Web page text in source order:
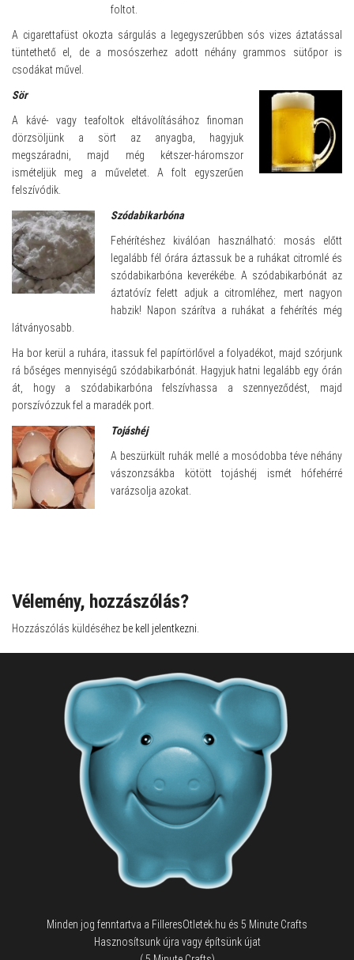
foltot.
A cigarettafüst okozta sárgulás a legegyszerűbben sós vizes áztatással
tüntethető el, de a mosószerhez adott néhány grammos sütőpor is
csodákat művel.
Sör
A kávé- vagy teafoltok eltávolításához finoman
dörzsöljünk a sört az anyagba, hagyjuk
megszáradni, majd még kétszer-háromszor
ismételjük meg a műveletet. A folt egyszerűen
felszívódik.
Szódabikarbóna
Fehérítéshez kiválóan használható: mosás előtt
legalább fél órára áztassuk be a ruhákat citromlé és
szódabikarbóna keverékébe. A szódabikarbónát az
áztatóvíz felett adjuk a citromléhez, mert nagyon
habzik! Napon szárítva a ruhákat a fehérítés még
látványosabb.
Ha bor kerül a ruhára, itassuk fel papírtörlővel a folyadékot, majd szórjunk
rá bőséges mennyiségű szódabikarbónát. Hagyjuk hatni legalább egy órán
át, hogy a szódabikarbóna felszívhassa a szennyeződést, majd
porszívózzuk fel a maradék port.
Tojáshéj
A beszürkült ruhák mellé a mosódobba téve néhány
vászonzsákba kötött tojáshéj ismét hófehérré
varázsolja azokat.
Vélemény, hozzászólás?
Hozzászólás küldéséhez be kell jelentkezni.
Minden jog fenntartva a FilleresOtletek.hu és 5 Minute Crafts
Hasznosítsunk újra vagy építsünk újat